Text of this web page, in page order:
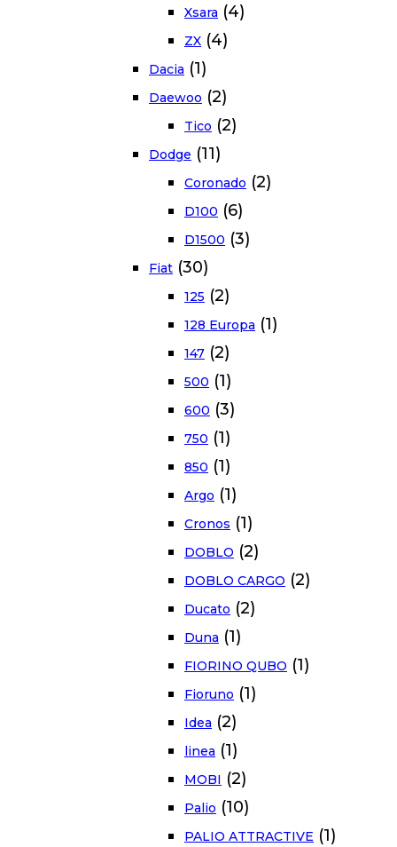
Xsara (4)
ZX (4)
Dacia (1)
Daewoo (2)
Tico (2)
Dodge (11)
Coronado (2)
D100 (6)
D1500 (3)
Fiat (30)
125 (2)
128 Europa (1)
147 (2)
500 (1)
600 (3)
750 (1)
850 (1)
Argo (1)
Cronos (1)
DOBLO (2)
DOBLO CARGO (2)
Ducato (2)
Duna (1)
FIORINO QUBO (1)
Fioruno (1)
Idea (2)
linea (1)
MOBI (2)
Palio (10)
PALIO ATTRACTIVE (1)